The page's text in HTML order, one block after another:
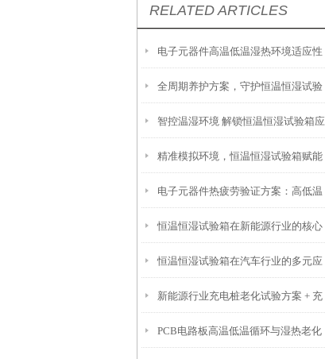
RELATED ARTICLES
电子元器件高温低温湿热环境适应性
可靠性验证方案
全周期养护方案，守护恒温恒湿试验
设备长效运转
智控温湿环境 解锁恒温恒湿试验箱应
用价值
精准模拟环境，恒温恒湿试验箱赋能
产品可靠性检测
电子元器件热疲劳验证方案：高低温
试验箱助力芯片可靠性检测
恒温恒湿试验箱在新能源行业的核心
应用
恒温恒湿试验箱在汽车行业的多元应
用，助力车企品质升级
新能源行业充电桩老化试验方案 + 充
电桩 + 恒温恒湿耐候性能检测
PCB电路板高温低温循环与湿热老化